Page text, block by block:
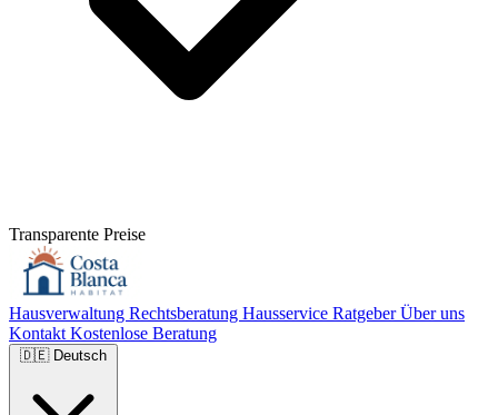
Transparente Preise
Hausverwaltung Rechtsberatung Hausservice RatgeberÜber uns
Kontakt Kostenlose Beratung
🇩🇪 Deutsch